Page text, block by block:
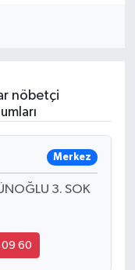
nöbetçi
Merkez
3. SOK
09 60